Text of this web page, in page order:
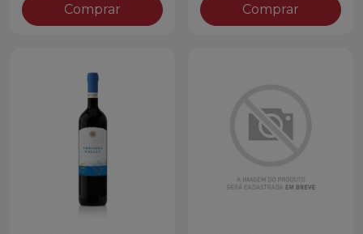
Comprar Comprar